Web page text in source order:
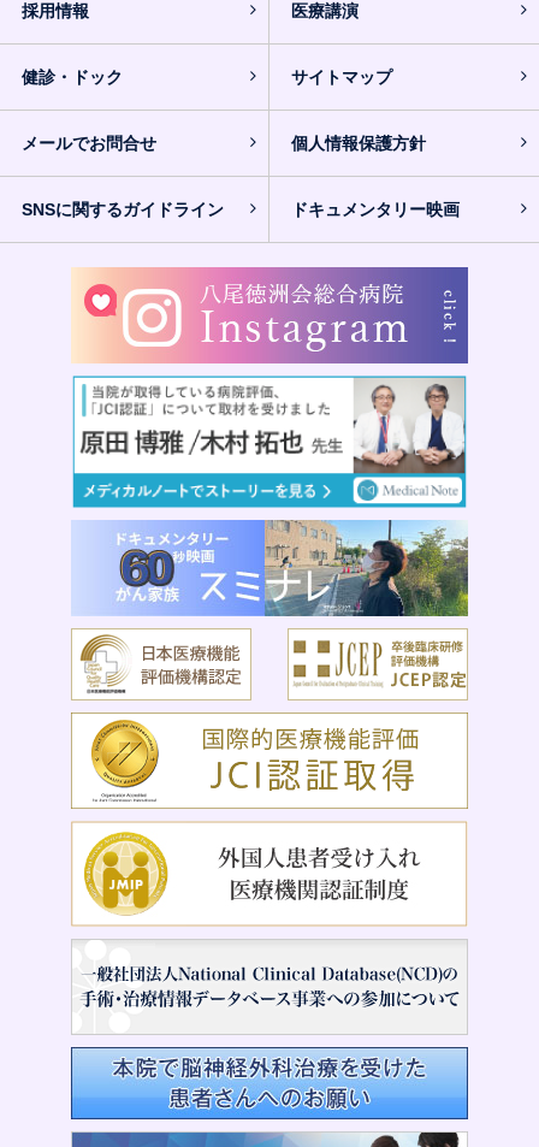
採用情報 医療講演
健診・ドック サイトマップ
メールでお問合せ 個人情報保護方針
SNSに関するガイドライン ドキュメンタリー映画